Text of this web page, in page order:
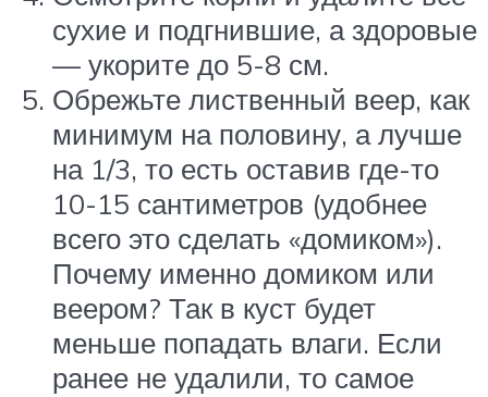
сухие и подгнившие, а здоровые
— укорите до 5-8 см.
Обрежьте лиственный веер, как
минимум на половину, а лучше
на 1/3, то есть оставив где-то
10-15 сантиметров (удобнее
всего это сделать «домиком»).
Почему именно домиком или
веером? Так в куст будет
меньше попадать влаги. Если
ранее не удалили, то самое